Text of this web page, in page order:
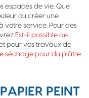
espaces de vie. Que
ou créer une
votre service. Pour des
Est-il possible de
pour vos travaux de
séchage pour du plâtre
PEINT